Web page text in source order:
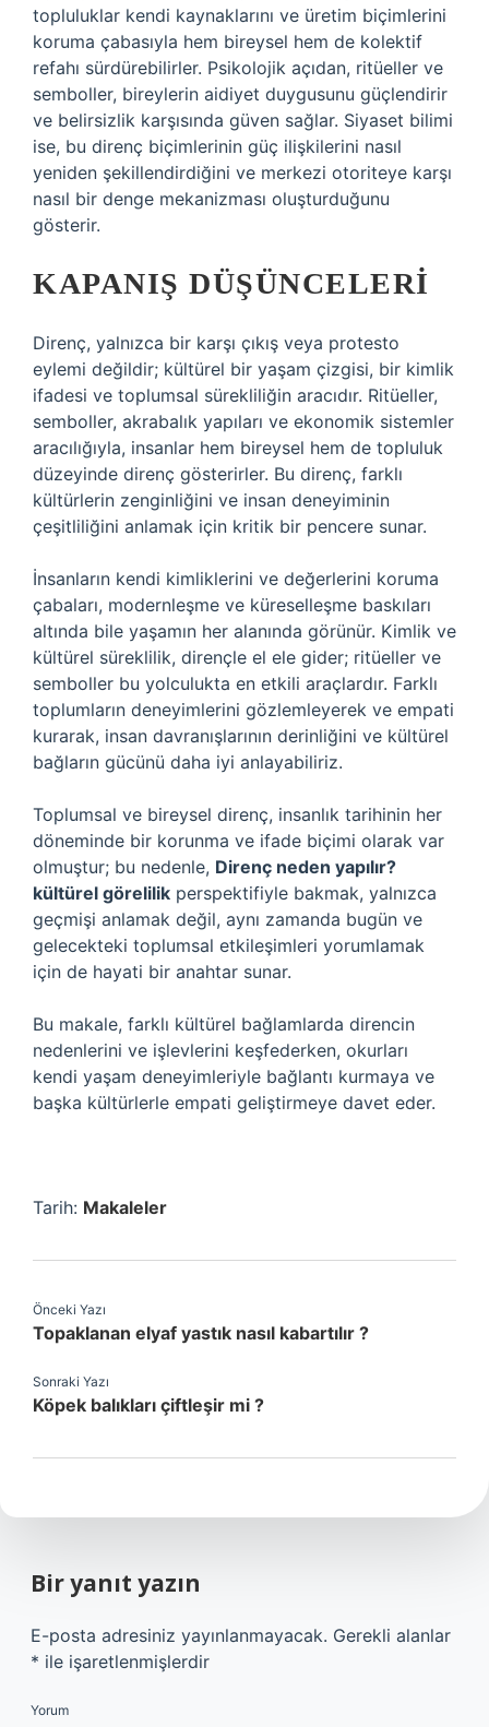
topluluklar kendi kaynaklarını ve üretim biçimlerini
koruma çabasıyla hem bireysel hem de kolektif
refahı sürdürebilirler. Psikolojik açıdan, ritüeller ve
semboller, bireylerin aidiyet duygusunu güçlendirir
ve belirsizlik karşısında güven sağlar. Siyaset bilimi
ise, bu direnç biçimlerinin güç ilişkilerini nasıl
yeniden şekillendirdiğini ve merkezi otoriteye karşı
nasıl bir denge mekanizması oluşturduğunu
gösterir.
KAPANIŞ DÜŞÜNCELERI
Direnç, yalnızca bir karşı çıkış veya protesto
eylemi değildir; kültürel bir yaşam çizgisi, bir kimlik
ifadesi ve toplumsal sürekliliğin aracıdır. Ritüeller,
semboller, akrabalık yapıları ve ekonomik sistemler
aracılığıyla, insanlar hem bireysel hem de topluluk
düzeyinde direnç gösterirler. Bu direnç, farklı
kültürlerin zenginliğini ve insan deneyiminin
çeşitliliğini anlamak için kritik bir pencere sunar.
İnsanların kendi kimliklerini ve değerlerini koruma
çabaları, modernleşme ve küreselleşme baskıları
altında bile yaşamın her alanında görünür. Kimlik ve
kültürel süreklilik, dirençle el ele gider; ritüeller ve
semboller bu yolculukta en etkili araçlardır. Farklı
toplumların deneyimlerini gözlemleyerek ve empati
kurarak, insan davranışlarının derinliğini ve kültürel
bağların gücünü daha iyi anlayabiliriz.
Toplumsal ve bireysel direnç, insanlık tarihinin her
döneminde bir korunma ve ifade biçimi olarak var
olmuştur; bu nedenle, Direnç neden yapılır?
kültürel görelilik perspektifiyle bakmak, yalnızca
geçmişi anlamak değil, aynı zamanda bugün ve
gelecekteki toplumsal etkileşimleri yorumlamak
için de hayati bir anahtar sunar.
Bu makale, farklı kültürel bağlamlarda direncin
nedenlerini ve işlevlerini keşfederken, okurları
kendi yaşam deneyimleriyle bağlantı kurmaya ve
başka kültürlerle empati geliştirmeye davet eder.
Tarih: Makaleler
Önceki Yazı
Topaklanan elyaf yastık nasıl kabartılır ?
Sonraki Yazı
Köpek balıkları çiftleşir mi ?
Bir yanıt yazın
E-posta adresiniz yayınlanmayacak. Gerekli alanlar
* ile işaretlenmişlerdir
Yorum